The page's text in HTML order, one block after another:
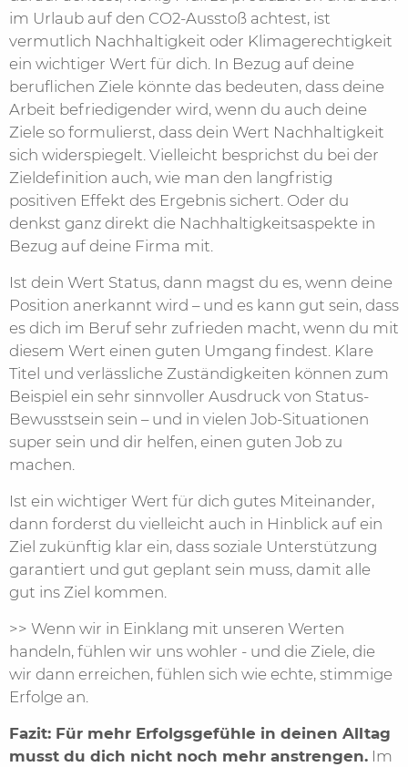
im Urlaub auf den CO2-Ausstoß achtest, ist
vermutlich Nachhaltigkeit oder Klimagerechtigkeit
ein wichtiger Wert für dich. In Bezug auf deine
beruflichen Ziele könnte das bedeuten, dass deine
Arbeit befriedigender wird, wenn du auch deine
Ziele so formulierst, dass dein Wert Nachhaltigkeit
sich widerspiegelt. Vielleicht besprichst du bei der
Zieldefinition auch, wie man den langfristig
positiven Effekt des Ergebnis sichert. Oder du
denkst ganz direkt die Nachhaltigkeitsaspekte in
Bezug auf deine Firma mit.
Ist dein Wert Status, dann magst du es, wenn deine
Position anerkannt wird – und es kann gut sein, dass
es dich im Beruf sehr zufrieden macht, wenn du mit
diesem Wert einen guten Umgang findest. Klare
Titel und verlässliche Zuständigkeiten können zum
Beispiel ein sehr sinnvoller Ausdruck von Status-
Bewusstsein sein – und in vielen Job-Situationen
super sein und dir helfen, einen guten Job zu
machen.
Ist ein wichtiger Wert für dich gutes Miteinander,
dann forderst du vielleicht auch in Hinblick auf ein
Ziel zukünftig klar ein, dass soziale Unterstützung
garantiert und gut geplant sein muss, damit alle
gut ins Ziel kommen.
>> Wenn wir in Einklang mit unseren Werten
handeln, fühlen wir uns wohler - und die Ziele, die
wir dann erreichen, fühlen sich wie echte, stimmige
Erfolge an.
Fazit: Für mehr Erfolgsgefühle in deinen Alltag
musst du dich nicht noch mehr anstrengen. Im